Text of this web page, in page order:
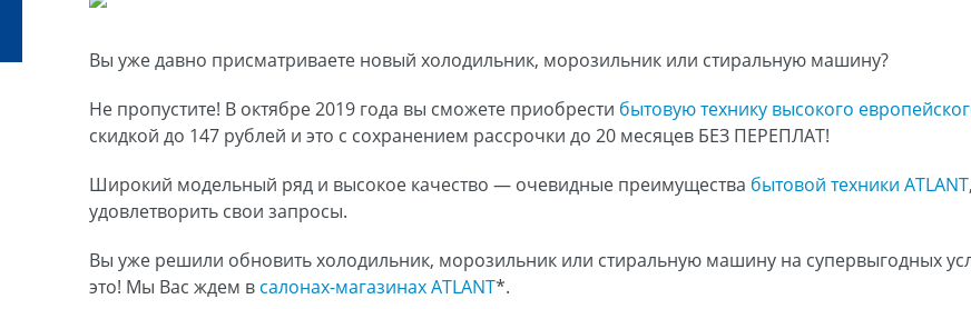
Вы уже давно присматриваете новый холодильник, морозильник или стиральную машину?
Не пропустите! В октябре 2019 года вы сможете приобрести бытовую технику высокого
скидкой до 147 рублей и это с сохранением рассрочки до 20 месяцев БЕЗ ПЕРЕПЛАТ!
Широкий модельный ряд и высокое качество — очевидные преимущества бытовой техники ATLANT
удовлетворить свои запросы.
Вы уже решили обновить холодильник, морозильник или стиральную машину на супервыгодных
это! Мы Вас ждем в салонах-магазинах ATLANT*.